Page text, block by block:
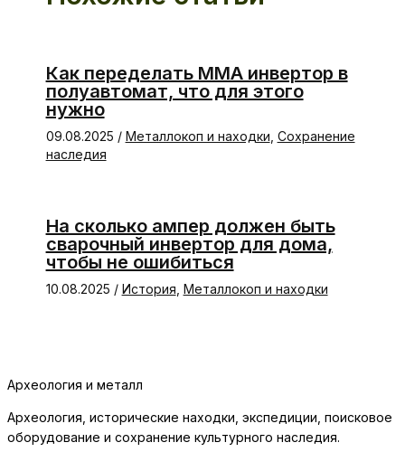
Как переделать ММА инвертор в
полуавтомат, что для этого
нужно
09.08.2025 / Металлокоп и находки Сохранение
наследия
На сколько ампер должен быть
сварочный инвертор для дома,
чтобы не ошибиться
10.08.2025 / История Металлокоп и находки
Археология и металл
Археология, исторические находки, экспедиции, поисковое
оборудование и сохранение культурного наследия.